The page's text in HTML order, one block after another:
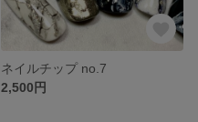
ネイルチップ no.7
2,500円